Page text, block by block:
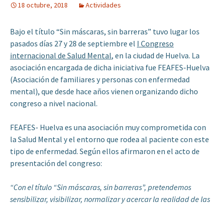
18 octubre, 2018 Actividades
Bajo el título “Sin máscaras, sin barreras” tuvo lugar los
pasados días 27 y 28 de septiembre el I Congreso
internacional de Salud Mental, en la ciudad de Huelva. La
asociación encargada de dicha iniciativa fue FEAFES-Huelva
(Asociación de familiares y personas con enfermedad
mental), que desde hace años vienen organizando dicho
congreso a nivel nacional.
FEAFES- Huelva es una asociación muy comprometida con
la Salud Mental y el entorno que rodea al paciente con este
tipo de enfermedad. Según ellos afirmaron en el acto de
presentación del congreso:
“Con el título “Sin máscaras, sin barreras”, pretendemos
sensibilizar, visibilizar, normalizar y acercar la realidad de las